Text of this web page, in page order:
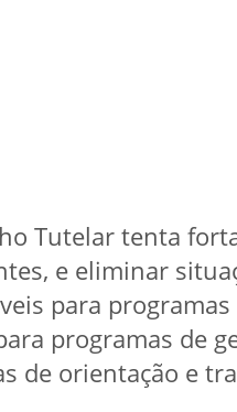
Tutelar tenta
e eliminar
para
programas de
de orientação e